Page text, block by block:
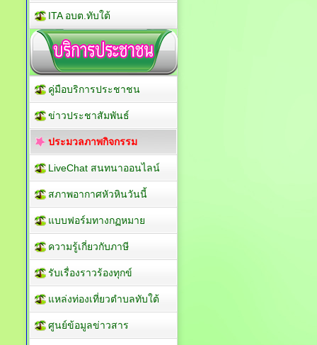
ITA อบต.ทับใต้
คู่มือบริการประชาชน
ข่าวประชาสัมพันธ์
ประมวลภาพกิจกรรม
LiveChat สนทนาออนไลน์
สภาพอากาศหัวหินวันนี้
แบบฟอร์มทางกฏหมาย
ความรู้เกี่ยวกับภาษี
รับเรื่องราวร้องทุกข์
แหล่งท่องเที่ยวตำบลทับใต้
ศูนย์ข้อมูลข่าวสาร